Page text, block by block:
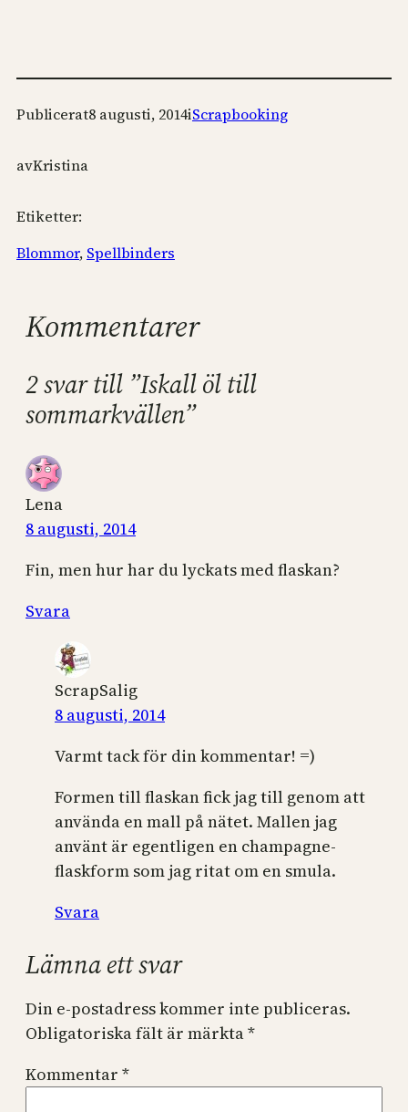
Publicerat8 augusti, 2014iScrapbooking
avKristina
Etiketter:
Blommor, Spellbinders
Kommentarer
2 svar till ”Iskall öl till
sommarkvällen”
Lena
8 augusti, 2014
Fin, men hur har du lyckats med flaskan?
Svara
ScrapSalig
8 augusti, 2014
Varmt tack för din kommentar! =)
Formen till flaskan fick jag till genom att
använda en mall på nätet. Mallen jag
använt är egentligen en champagne-
flaskform som jag ritat om en smula.
Svara
Lämna ett svar
Din e-postadress kommer inte publiceras.
Obligatoriska fält är märkta*
Kommentar *